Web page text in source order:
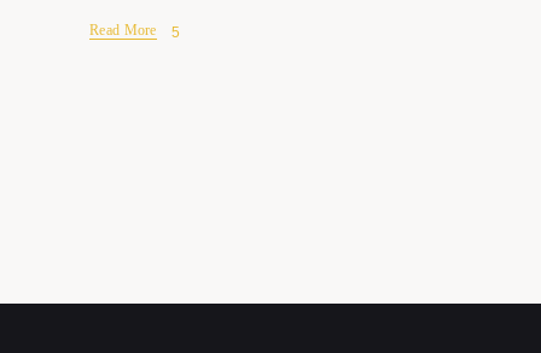
Read More